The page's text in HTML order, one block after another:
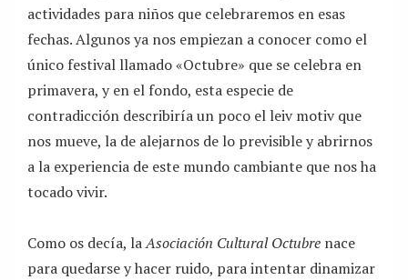
actividades para niños que celebraremos en esas
fechas. Algunos ya nos empiezan a conocer como el
único festival llamado «Octubre» que se celebra en
primavera, y en el fondo, esta especie de
contradicción describiría un poco el leiv motiv que
nos mueve, la de alejarnos de lo previsible y abrirnos
a la experiencia de este mundo cambiante que nos ha
tocado vivir.
Como os decía, laAsociación Cultural Octubre nace
para quedarse y hacer ruido, para intentar dinamizar